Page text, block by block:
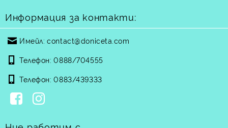
Информация за контакти:
Имейл: contact@doniceta.com
Телефон: 0888/704555
Телефон: 0883/439333